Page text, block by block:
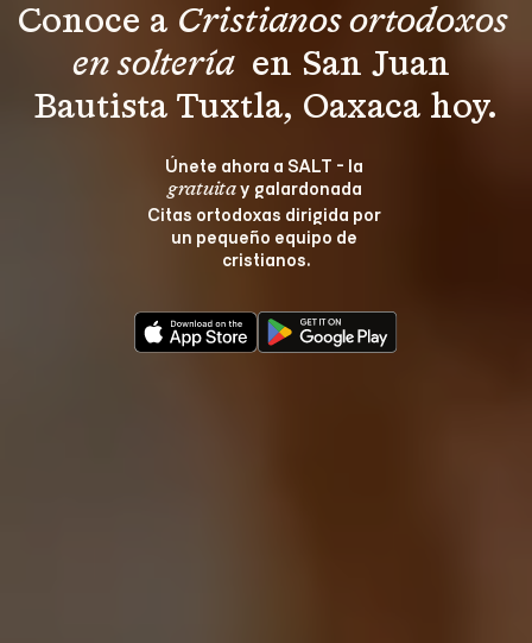
Conoce a Cristianos ortodoxos
en soltería en San Juan
Bautista Tuxtla, Oaxaca hoy.
Únete ahora a SALT - la
gratuita y galardonada
Citas ortodoxas dirigida por
un pequeño equipo de
cristianos.